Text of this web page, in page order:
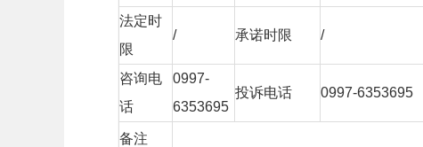
法定时
限
/ 承诺时限 /
咨询电
话
0997-
6353695
投诉电话 0997-6353695
备注